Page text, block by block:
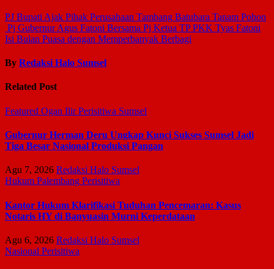
PJ Bupati Ajak Pihak Perusahaan Tambang Batubara Tanam Pohon
Pj Gubernur Agus Fatoni Bersama Pj Ketua TP PKK Tyas Fatoni
Isi Bulan Puasa dengan Memperbanyak Berbagi
By Redaksi Halo Sumsel
Related Post
Featured Ogan IlirPerisitiwa Sumsel
Gubernur Herman Deru Ungkap Kunci Sukses Sumsel Jadi
Tiga Besar Nasional Produksi Pangan
Agu 7, 2026 Redaksi Halo Sumsel
Hukum Palembang Perisitiwa
Kantor Hukum Klarifikasi Tuduhan Pencemaran: Kasus
Notaris HY di Banyuasin Murni Keperdataan
Agu 6, 2026 Redaksi Halo Sumsel
Nasional Perisitiwa